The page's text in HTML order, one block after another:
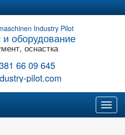
и оборудование
оснастка
66 09 645
pilot.com